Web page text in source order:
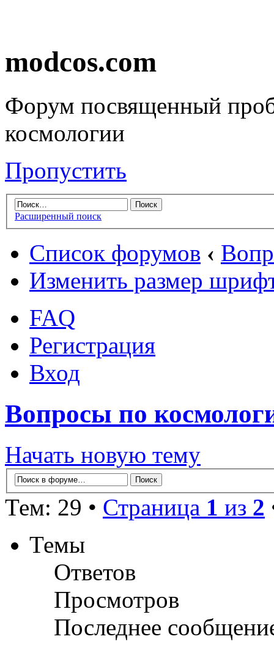
modcos.com
Форум посвященный
космологии
Пропустить
Расширенный поиск
Список форумов ‹
Изменить размер
FAQ
Регистрация
Вход
Вопросы по
Начать новую тему
Тем: 29 • Страница 1 из 2
Темы
Ответов
Просмотров
Последнее